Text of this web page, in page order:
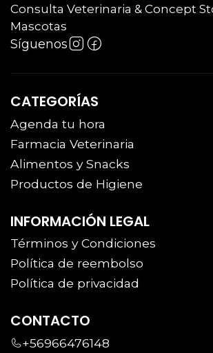
Consulta Veterinaria & Concept
Mascotas
Síguenos
CATEGORÍAS
Agenda tu hora
Farmacia Veterinaria
Alimentos y Snacks
Productos de Higiene
INFORMACIÓN LEGAL
Términos y Condiciones
Política de reembolso
Política de privacidad
CONTACTO
+56966476148